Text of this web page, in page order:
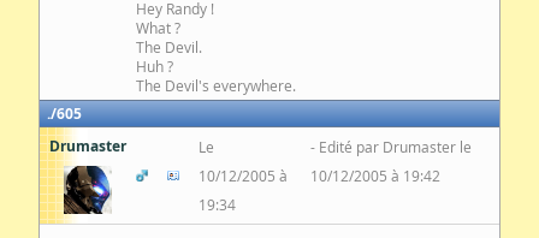
Hey Randy !
What ?
The Devil.
Huh ?
The Devil's everywhere.
605
Drumaster
Le
10/12/2005 à
19:34
Edité par Drumaster le
10/12/2005 à 19:42